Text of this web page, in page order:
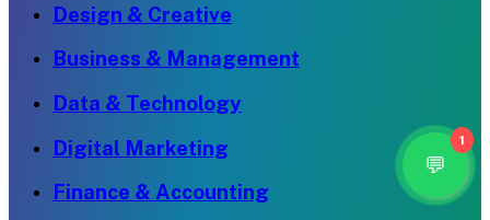
Design & Creative
Business & Management
Data & Technology
Digital Marketing
Finance & Accounting
1